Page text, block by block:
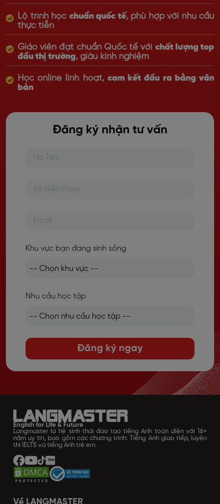
Lộ trình học chuẩn quốc tế, phù hợp với nhu cầu
thực tiễn
Giáo viên đạt chuẩn Quốc tế với chất lượng top
đầu thị trường, giàu kinh nghiệm
Học online linh hoạt, cam kết đầu ra bằng văn
bản
Đăng ký nhận tư vấn
Khu vực bạn đang sinh sống
Nhu cầu học tập
Đăng ký ngay
English for Life & Future
Langmaster là hệ sinh thái đào tạo tiếng Anh toàn diện với 16+
năm uy tín, bao gồm các chương trình: Tiếng Anh giao tiếp, luyện
thi IELTS và tiếng Anh trẻ em.